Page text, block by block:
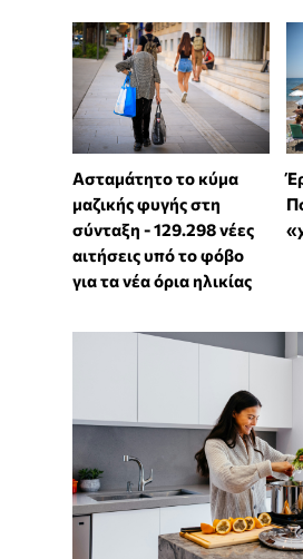
Ασταμάτητο το κύμα
μαζικής φυγής στη
σύνταξη - 129.298 νέες
αιτήσεις υπό το φόβο
για τα νέα όρια ηλικίας